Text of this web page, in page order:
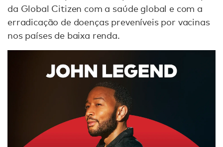
da Global Citizen com a saúde global e com a
erradicação de doenças preveníveis por vacinas
nos países de baixa renda.